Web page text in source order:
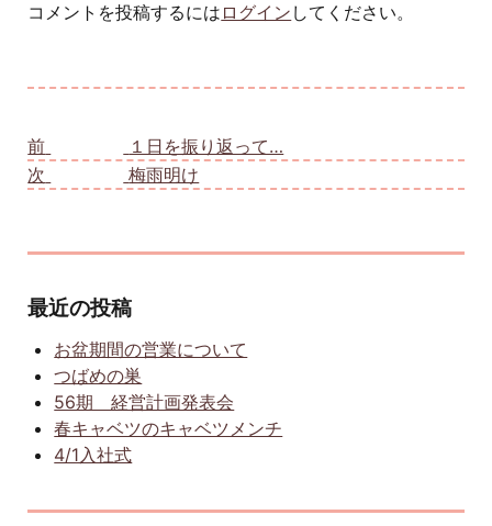
コメントを投稿するには ログイン してください。
前
１日を振り返って…
次
梅雨明け
最近の投稿
お盆期間の営業について
つばめの巣
56期 経営計画発表会
春キャベツのキャベツメンチ
4/1入社式